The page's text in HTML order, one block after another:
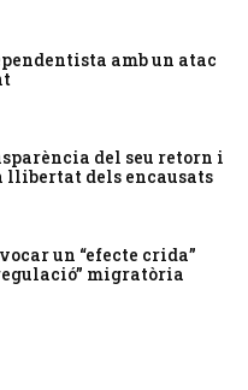
amb un atac
del seu retorn i
llibertat dels encausats
un “efecte crida”
migratòria